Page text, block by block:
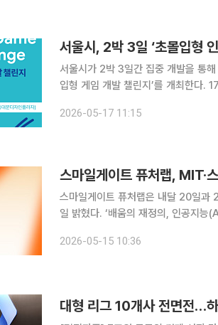
서울시, 2박 3일 ‘초몰입형
서울시가 2박 3일간 집중 개발을 통
입형 게임 개발 챌린지’를 개최한다. 17일 시에 따르면 이번 행사는 기존의 단순한 친목 도모나 아이
근 글로벌 게임 시장에서는 소규모 인
2026-05-17 11:15
스마일게이트 퓨처랩, MIT·
스마일게이트 퓨처랩은 내달 20일과
일 밝혔다. ‘배움의 재정의, 인공지능(AI) 그리고 에이전시(Agency)’라는 주제로 진행한다. 인간과
를 제안한다. 에이전시는 학술, 교육
2026-05-15 10:36